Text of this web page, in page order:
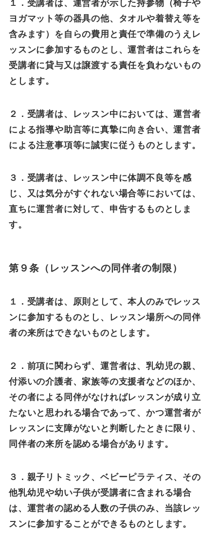
１．受講者は、運営者が示した持参物（椅子や
ヨガマット等の器具の他、タオルや着替え等を
含みます）を自らの費用と責任で準備のうえレ
ッスンに参加するものとし、運営者はこれらを
受講者に貸与又は譲渡する責任を負わないもの
とします。
２．受講者は、レッスン中においては、運営者
による指導や助言等に真摯に向き合い、運営者
による注意事項等に誠実に従うものとします。
３．受講者は、レッスン中に体調不良等を感
じ、又は気分がすぐれない場合等においては、
直ちに運営者に対して、申告するものとしま
す。
第９条（レッスンへの同伴者の制限）
１．受講者は、原則として、本人のみでレッス
ンに参加するものとし、レッスン場所への同伴
者の来所はできないものとします。
２．前項に関わらず、運営者は、乳幼児の親、
付添いの介護者、家族等の支援者などのほか、
その者による同伴がなければレッスンが成り立
たないと思われる場合であって、かつ運営者が
レッスンに支障がないと判断したときに限り、
同伴者の来所を認める場合があります。
３．親子リトミック、ベビーピラティス、その
他乳幼児や幼い子供が受講者に含まれる場合
は、運営者の認める人数の子供のみ、当該レッ
スンに参加することができるものとします。